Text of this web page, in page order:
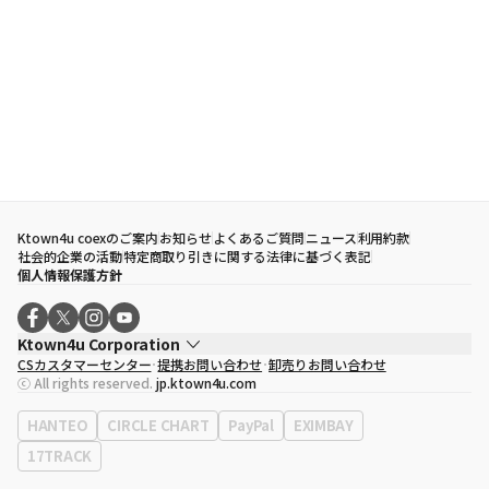
Ktown4u coexのご案内お知らせよくあるご質問ニュース利用約款
社会的企業の活動特定商取り引きに関する法律に基づく表記
個人情報保護方針
Ktown4u Corporation
代表取締役
ソン・ヒョミン
事業者登録番号120-87-71116
eContext
0120-23-7523
事務所住所
ソウル特別市江南区永東大路513、3階(三成洞、coex)
CSカスタマーセンター 提携お問い合わせ 卸売りお問い合わせ
ⓒ All rights reserved. jp.ktown4u.com
HANTEO CIRCLE CHART PayPal
EXIMBAY
17TRACK